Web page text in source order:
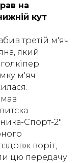
на
кут
третій м'яч.
який
м'яч
Спорт-2".
воріт,
цю передачу.